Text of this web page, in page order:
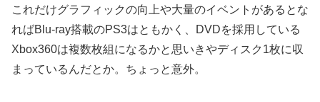
これだけグラフィックの向上や大量のイベントがあるとな
ればBlu-ray搭載のPS3はともかく、DVDを採用している
Xbox360は複数枚組になるかと思いきやディスク1枚に収
まっているんだとか。ちょっと意外。